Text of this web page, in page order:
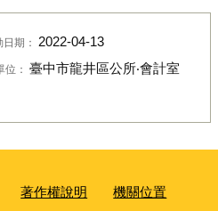
期： 2022-04-13
位： 臺中市龍井區公所‧會計室
著作權說明 機關位置